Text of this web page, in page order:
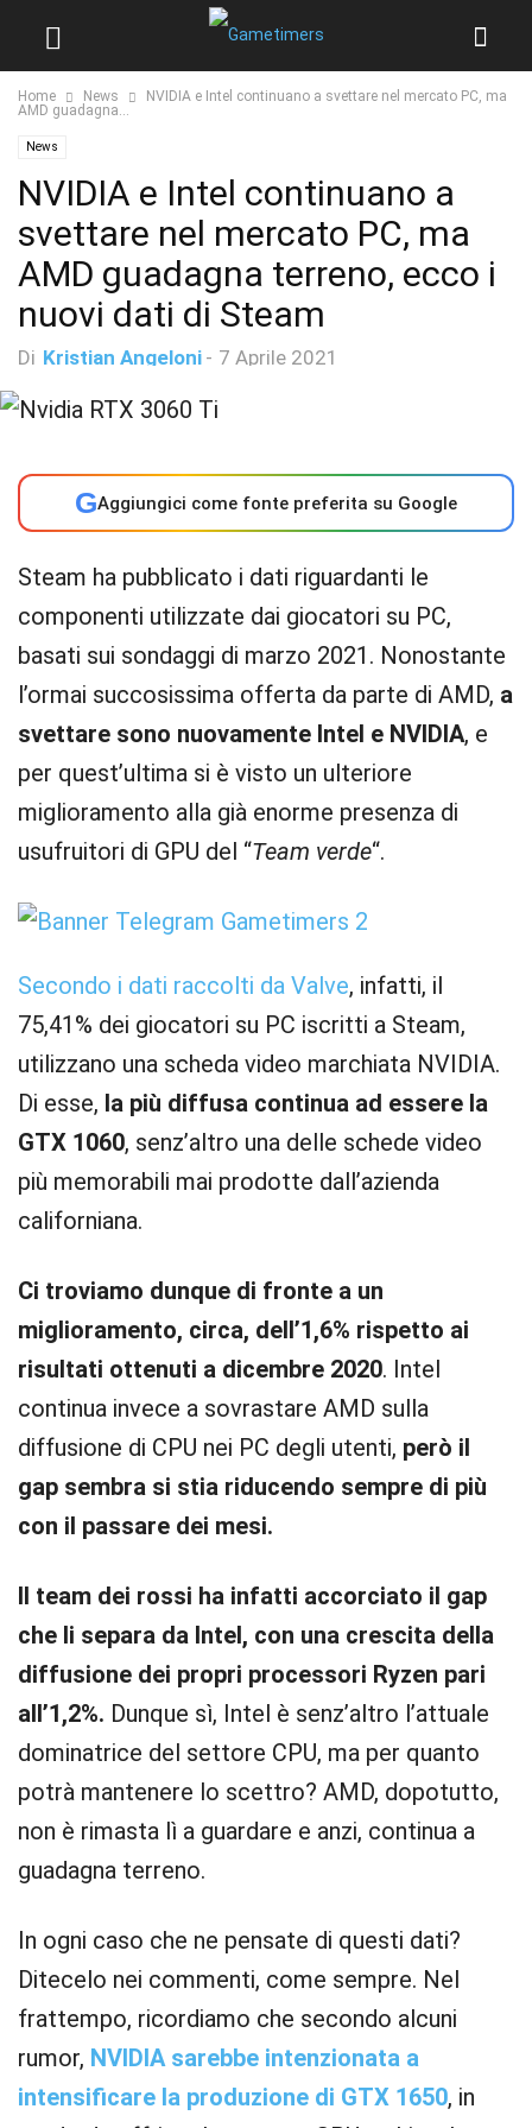
Home News
NVIDIA e Intel continuano a svettare nel mercato PC, ma
AMD guadagna...
News
NVIDIA e Intel continuano a
svettare nel mercato PC, ma
AMD guadagna terreno, ecco i
nuovi dati di Steam
Di Kristian Angeloni - 7 Aprile 2021
GAggiungici come fonte preferita su Google
Steam ha pubblicato i dati riguardanti le
componenti utilizzate dai giocatori su PC,
basati sui sondaggi di marzo 2021. Nonostante
l’ormai succosissima offerta da parte di AMD, a
svettare sono nuovamente Intel e NVIDIA, e
per quest’ultima si è visto un ulteriore
miglioramento alla già enorme presenza di
usufruitori di GPU del “Team verde“.
Secondo i dati raccolti da Valve, infatti, il
75,41% dei giocatori su PC iscritti a Steam,
utilizzano una scheda video marchiata NVIDIA.
Di esse, la più diffusa continua ad essere la
GTX 1060, senz’altro una delle schede video
più memorabili mai prodotte dall’azienda
californiana.
Ci troviamo dunque di fronte a un
miglioramento, circa, dell’1,6% rispetto ai
risultati ottenuti a dicembre 2020. Intel
continua invece a sovrastare AMD sulla
diffusione di CPU nei PC degli utenti, però il
gap sembra si stia riducendo sempre di più
con il passare dei mesi.
Il team dei rossi ha infatti accorciato il gap
che li separa da Intel, con una crescita della
diffusione dei propri processori Ryzen pari
all’1,2%. Dunque sì, Intel è senz’altro l’attuale
dominatrice del settore CPU, ma per quanto
potrà mantenere lo scettro? AMD, dopotutto,
non è rimasta lì a guardare e anzi, continua a
guadagna terreno.
In ogni caso che ne pensate di questi dati?
Ditecelo nei commenti, come sempre. Nel
frattempo, ricordiamo che secondo alcuni
rumor, NVIDIA sarebbe intenzionata a
intensificare la produzione di GTX 1650, in